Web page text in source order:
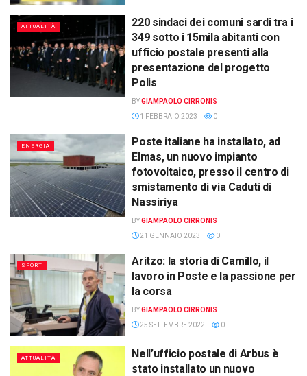
ATTUALITÀ
220 sindaci dei comuni sardi tra i
349 sotto i 15mila abitanti con
ufficio postale presenti alla
presentazione del progetto
Polis
BYGIAMPAOLO CIRRONIS
1 FEBBRAIO 2023
0
ENERGIA
Poste italiane ha installato, ad
Elmas, un nuovo impianto
fotovoltaico, presso il centro di
smistamento di via Caduti di
Nassiriya
BYGIAMPAOLO CIRRONIS
21 GENNAIO 2023
0
SPORT
Aritzo: la storia di Camillo, il
lavoro in Poste e la passione per
la corsa
BYGIAMPAOLO CIRRONIS
25 SETTEMBRE 2022
0
ATTUALITÀ
Nell’ufficio postale di Arbus è
stato installato un nuovo